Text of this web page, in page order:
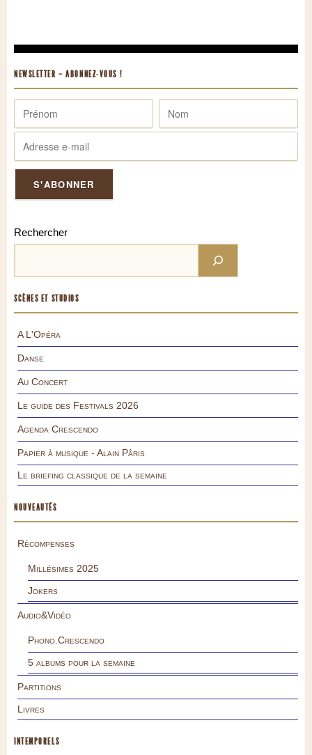
NEWSLETTER – ABONNEZ-VOUS !
Rechercher
SCÈNES ET STUDIOS
A L'Opéra
Danse
Au Concert
Le guide des Festivals 2026
Agenda Crescendo
Papier à musique - Alain Pâris
Le briefing classique de la semaine
NOUVEAUTÉS
Récompenses
Millésimes 2025
Jokers
Audio&Vidéo
Phono.Crescendo
5 albums pour la semaine
Partitions
Livres
INTEMPORELS